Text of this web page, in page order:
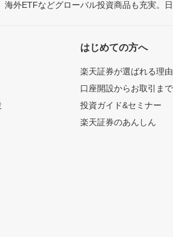
海外ETFなどグローバル投資商品も充実。
はじめての方へ
楽天証券が選ばれる理由
口座開設からお取引ま
投資ガイド&セミナー
楽天証券のあんしん